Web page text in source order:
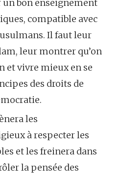
bon enseignement
compatible avec
Il faut leur
leur montrer qu’on
et vivre mieux en se
des droits de
les
à respecter les
et les freinera dans
la pensée des